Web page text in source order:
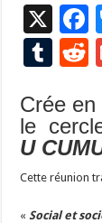
X
T
m
bl
r
t
Crée en
le
U
Cette réunion
« Social et